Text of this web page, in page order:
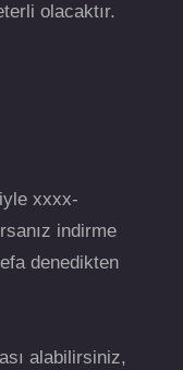
olacaktır.
xxxx-
indirme
denedikten
alabilirsiniz,